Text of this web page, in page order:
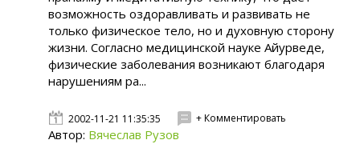
возможность оздоравливать и развивать не
только физическое тело, но и духовную сторону
жизни. Согласно медицинской науке Айурведе,
физические заболевания возникают благодаря
нарушениям ра...
2002-11-21 11:35:35 + Комментировать
Автор: Вячеслав Рузов